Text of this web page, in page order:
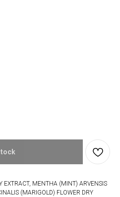
EXTRACT, MENTHA (MINT) ARVENSIS
(MARIGOLD) FLOWER DRY